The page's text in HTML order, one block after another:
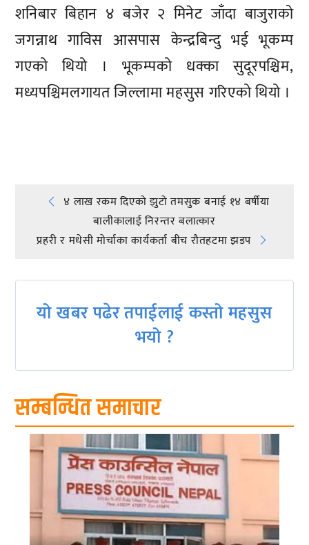
शनिबार बिहान ४ बजेर २ मिनेट जाँदा बाजुराको
जगन्नाथ गाविस आसपास केन्द्रबिन्दु भई भूकम्प
गएको थियो । भूकम्पको धक्का सुदूरपश्चिम,
मध्यपश्चिमलगायत जिल्लामा महसुस गरिएको थियो ।
Post
navigation
४ लाख रकम दिएको झुटो तमसुक बनाई १४ बर्षीया
बालीकालाई निरन्तर बलात्कार
प्रहरी र मधेसी मोर्चाका कार्यकर्ता बीच रौतहटमा झडप
यो खबर पढेर तपाईलाई कस्तो महसुस
भयो ?
सम्बन्धित समाचार